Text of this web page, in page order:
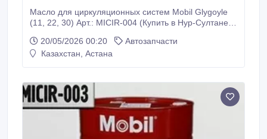
Масло для циркуляционных систем Mobil Glygoyle
(11, 22, 30) Арт.: MICIR-004 (Купить в Нур-Султане/
Mobil Glygoyle представляют собой смазочные
материалы на основе полиалкиленгликолей с
зубчатых передач, подшипников и циркуляционных
систем в экстремальных температурных условиях,
которые значительно превышают возможности
применения минеральных масел.
20/05/2026 00:20
Автозапчасти
Казахстан, Астана